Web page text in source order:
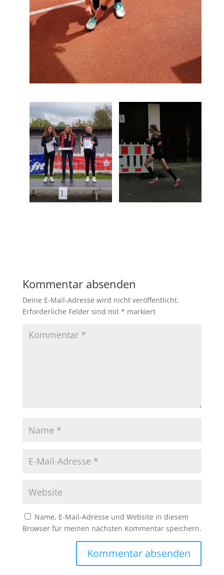
Kommentar absenden
Deine E-Mail-Adresse wird nicht veröffentlicht.
Erforderliche Felder sind mit * markiert
Name, E-Mail-Adresse und Website in diesem
Browser für meinen nächsten Kommentar speichern.